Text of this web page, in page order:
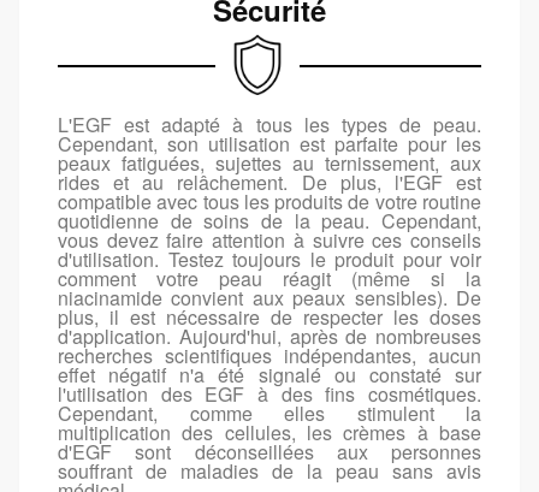
Sécurité
L'EGF est adapté à tous les types de peau.
Cependant, son utilisation est parfaite pour les
peaux fatiguées, sujettes au ternissement, aux
rides et au relâchement. De plus, l'EGF est
compatible avec tous les produits de votre routine
quotidienne de soins de la peau. Cependant,
vous devez faire attention à suivre ces conseils
d'utilisation. Testez toujours le produit pour voir
comment votre peau réagit (même si la
niacinamide convient aux peaux sensibles). De
plus, il est nécessaire de respecter les doses
d'application. Aujourd'hui, après de nombreuses
recherches scientifiques indépendantes, aucun
effet négatif n'a été signalé ou constaté sur
l'utilisation des EGF à des fins cosmétiques.
Cependant, comme elles stimulent la
multiplication des cellules, les crèmes à base
d'EGF sont déconseillées aux personnes
souffrant de maladies de la peau sans avis